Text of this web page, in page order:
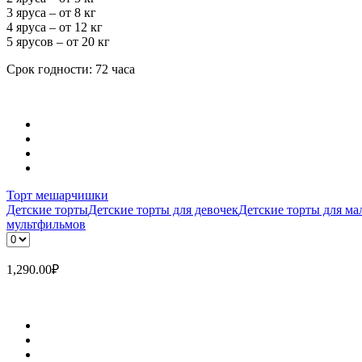
3 яруса – от 8 кг
4 яруса – от 12 кг
5 ярусов – от 20 кг
Срок годности: 72 часа
Торт мешарчишки
Детские тортыДетские торты для девочекДетские торты для
мультфильмов
1,290.00₽